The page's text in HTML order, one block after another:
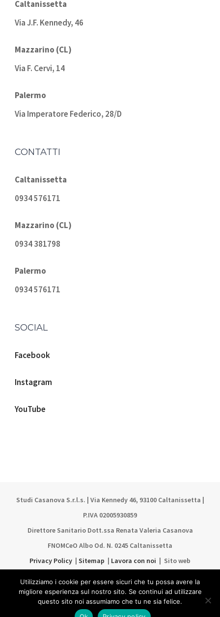
Caltanissetta
Via J.F. Kennedy, 46
Mazzarino (CL)
Via F. Cervi, 14
Palermo
Via Imperatore Federico, 28/D
CONTATTI
Caltanissetta
0934 576171
Mazzarino (CL)
0934 381798
Palermo
0934 576171
SOCIAL
Facebook
Instagram
YouTube
Studi Casanova S.r.l.s. | Via Kennedy 46, 93100 Caltanissetta |
P.IVA 02005930859
Direttore Sanitario Dott.ssa Renata Valeria Casanova
FNOMCeO Albo Od. N. 0245 Caltanissetta
Privacy Policy | Sitemap | Lavora con noi | Sito web
PO FESR SICILIA 2014–2020 AZIONE 3.5.1-01 CUP
G93G17001220004
Utilizziamo i cookie per essere sicuri che tu possa avere la
migliore esperienza sul nostro sito. Se continui ad utilizzare
questo sito noi assumiamo che tu ne sia felice.